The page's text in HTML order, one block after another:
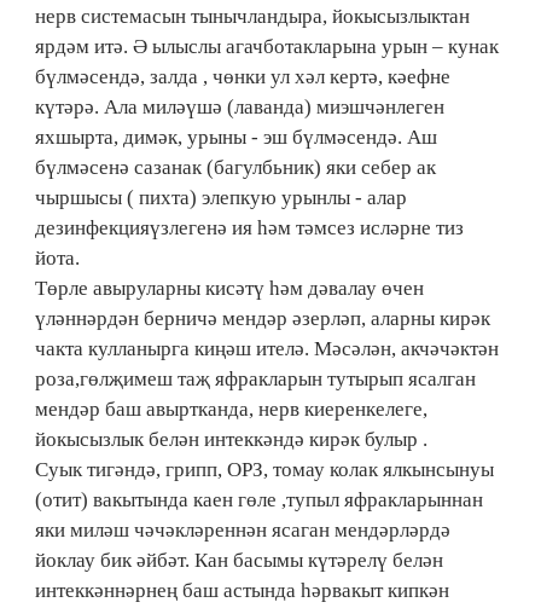
нерв системасын тынычландыра, йокысызлыктан
ярдәм итә. Ә ылыслы агачботакларына урын – кунак
бүлмәсендә, залда , чөнки ул хәл кертә, кәефне
күтәрә. Ала миләүшә (лаванда) миэшчәнлеген
яхшырта, димәк, урыны - эш бүлмәсендә. Аш
бүлмәсенә сазанак (багулбьник) яки себер ак
чыршысы ( пихта) элепкую урынлы - алар
дезинфекцияүзлегенә ия һәм тәмсез исләрне тиз
йота.
Төрле авыруларны кисәтү һәм дәвалау өчен
үләннәрдән берничә мендәр әзерләп, аларны кирәк
чакта кулланырга киңәш ителә. Мәсәлән, акчәчәктән
роза,гөлҗимеш таҗ яфракларын тутырып ясалган
мендәр баш авыртканда, нерв киеренкелеге,
йокысызлык белән интеккәндә кирәк булыр .
Суык тигәндә, грипп, ОРЗ, томау колак ялкынсынуы
(отит) вакытында каен гөле ,тупыл яфракларыннан
яки миләш чәчәкләреннән ясаган мендәрләрдә
йоклау бик әйбәт. Кан басымы күтәрелү белән
интеккәннәрнең баш астында һәрвакыт кипкән